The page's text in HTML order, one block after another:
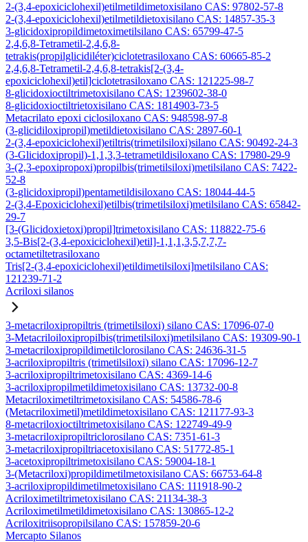
2-(3,4-epoxiciclohexil)etilmetildimetoxisilano CAS: 97802-57-8
2-(3,4-epoxiciclohexil)etilmetildietoxisilano CAS: 14857-35-3
3-glicidoxipropildimetoximetilsilano CAS: 65799-47-5
2,4,6,8-Tetrametil-2,4,6,8-
tetrakis(propilglicidiléter)ciclotetrasiloxano CAS: 60665-85-2
2,4,6,8-Tetrametil-2,4,6,8-tetrakis[2-(3,4-
epoxiciclohexil)etil]ciclotetrasiloxano CAS: 121225-98-7
8-glicidoxioctiltrimetoxisilano CAS: 1239602-38-0
8-glicidoxioctiltrietoxisilano CAS: 1814903-73-5
Metacrilato epoxi ciclosiloxano CAS: 948598-97-8
(3-glicidiloxipropil)metildietoxisilano CAS: 2897-60-1
2-(3,4-epoxiciclohexil)etiltris(trimetilsiloxi)silano CAS: 90492-24-3
(3-Glicidoxipropil)-1,1,3,3-tetrametildisiloxano CAS: 17980-29-9
3-(2,3-epoxipropoxi)propilbis(trimetilsiloxi)metilsilano CAS: 7422-
52-8
(3-glicidoxipropil)pentametildisiloxano CAS: 18044-44-5
2-(3,4-Epoxiciclohexil)etilbis(trimetilsiloxi)metilsilano CAS: 65842-
29-7
[3-(Glicidoxietoxi)propil]trimetoxisilano CAS: 118822-75-6
3,5-Bis[2-(3,4-epoxiciclohexil)etil]-1,1,1,3,5,7,7,7-
octametiltetrasiloxano
Tris[2-(3,4-epoxiciclohexil)etildimetilsiloxi]metilsilano CAS:
121239-71-2
Acriloxi silanos
3-metacriloxipropiltris (trimetilsiloxi) silano CAS: 17096-07-0
3-Metacriloiloxipropilbis(trimetilsiloxi)metilsilano CAS: 19309-90-1
3-metacriloxipropildimetilclorosilano CAS: 24636-31-5
3-acriloxipropiltris (trimetilsiloxi) silano CAS: 17096-12-7
3-acriloxipropiltrimetoxisilano CAS: 4369-14-6
3-acriloxipropilmetildimetoxisilano CAS: 13732-00-8
Metacriloximetiltrimetoxisilano CAS: 54586-78-6
(Metacriloximetil)metildimetoxisilano CAS: 121177-93-3
8-metacriloxioctiltrimetoxisilano CAS: 122749-49-9
3-metacriloxipropiltriclorosilano CAS: 7351-61-3
3-metacriloxipropiltriacetoxisilano CAS: 51772-85-1
3-acetoxipropiltrimetoxisilano CAS: 59004-18-1
3-(Metacriloxi)propildimetilmetoxisilano CAS: 66753-64-8
3-acriloxipropildimetilmetoxisilano CAS: 111918-90-2
Acriloximetiltrimetoxisilano CAS: 21134-38-3
Acriloximetilmetildimetoxisilano CAS: 130865-12-2
Acriloxitriisopropilsilano CAS: 157859-20-6
Mercapto Silanos